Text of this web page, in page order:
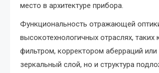
место в архитектуре прибора.
Функциональность отражающей
высокотехнологичных отраслях,
фильтром, корректором аберраций
зеркальный слой, но и структура